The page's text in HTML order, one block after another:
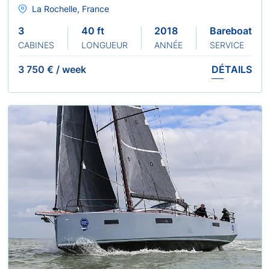
La Rochelle, France
3
CABINES
40 ft
LONGUEUR
2018
ANNÉE
Bareboat
SERVICE
3 750 € / week DÉTAILS